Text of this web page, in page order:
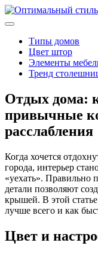
Типы домов
Цвет штор
Элементы
Тренд
Отдых дома:
привычные
расслабления
Когда хочется
города, интерьер
«уехать». Правильно
детали позволяют
крышей. В этой
лучше всего и как
Цвет и